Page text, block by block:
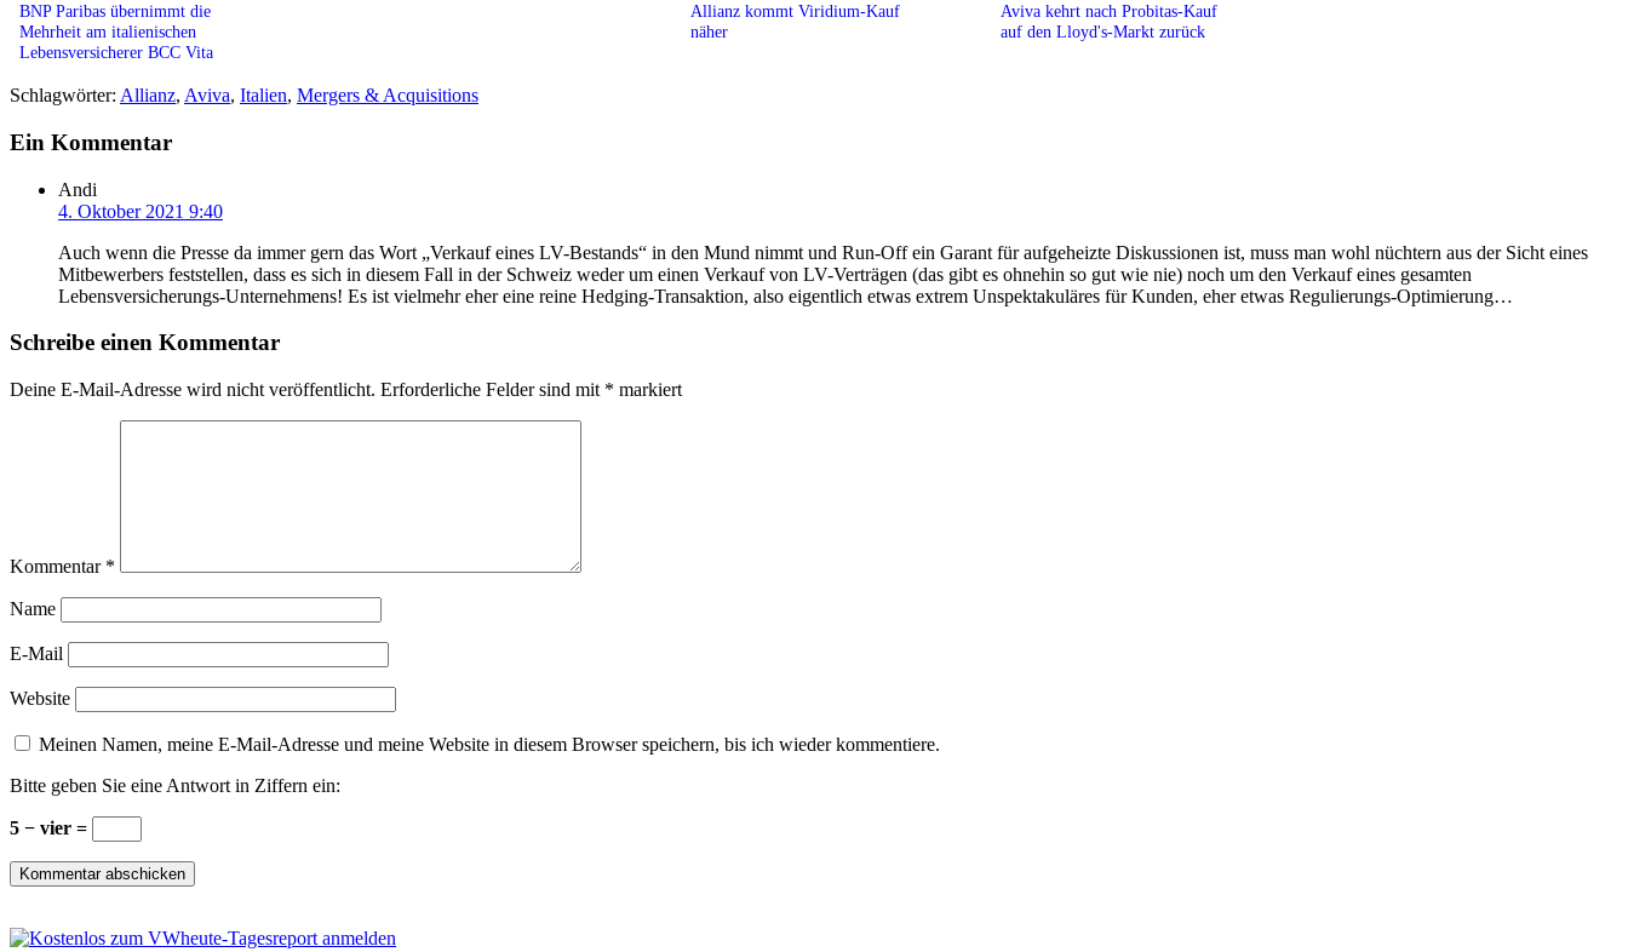
BNP Paribas übernimmt die
Mehrheit am italienischen
Lebensversicherer BCC Vita
Allianz kommt Viridium-Kauf
näher
Aviva kehrt nach Probitas-Kauf
auf den Lloyd's-Markt zurück
Schlagwörter: Allianz, Aviva, Italien, Mergers & Acquisitions
Ein Kommentar
Andi
4. Oktober 2021 9:40
Auch wenn die Presse da immer gern das Wort „Verkauf eines LV-Bestands“ in den Mund nimmt und Run-Off ein Garant für aufgeheizte Diskussionen ist, muss man wohl nüchtern aus der Sicht eines
Mitbewerbers feststellen, dass es sich in diesem Fall in der Schweiz weder um einen Verkauf von LV-Verträgen (das gibt es ohnehin so gut wie nie) noch um den Verkauf eines gesamten
Lebensversicherungs-Unternehmens! Es ist vielmehr eher eine reine Hedging-Transaktion, also eigentlich etwas extrem Unspektakuläres für Kunden, eher etwas Regulierungs-Optimierung…
Schreibe einen Kommentar
Deine E-Mail-Adresse wird nicht veröffentlicht. Erforderliche Felder sind mit * markiert
Kommentar *
Name
E-Mail
Website
Meinen Namen, meine E-Mail-Adresse und meine Website in diesem Browser speichern, bis ich wieder kommentiere.
Bitte geben Sie eine Antwort in Ziffern ein:
5 − vier =